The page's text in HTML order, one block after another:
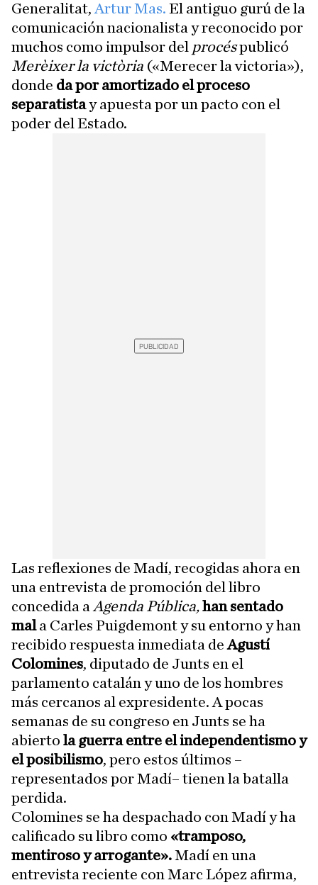
Generalitat, Artur Mas. El antiguo gurú de la
comunicación nacionalista y reconocido por
muchos como impulsor del procéspublicó
Merèixer la victòria («Merecer la victoria»),
donde da por amortizado el proceso
separatistay apuesta por un pacto con el
poder del Estado.
Las reflexiones de Madí, recogidas ahora en
una entrevista de promoción del libro
concedida a Agenda Pública,han sentado
mala Carles Puigdemont y su entorno y han
recibido respuesta inmediata deAgustí
Colomines, diputado de Junts en el
parlamento catalán y uno de los hombres
más cercanos al expresidente. A pocas
semanas de su congreso en Junts se ha
abierto la guerra entre el independentismo y
el posibilismo, pero estos últimos –
representados por Madí– tienen la batalla
perdida.
Colomines se ha despachado con Madí y ha
calificado su libro como «tramposo,
mentiroso y arrogante».Madí en una
entrevista reciente con Marc López afirma,